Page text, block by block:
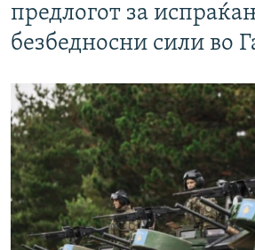
предлогот за
безбедносни сили во